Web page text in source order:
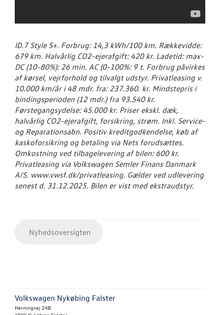
ID.7 Style S+. Forbrug: 14,3 kWh/100 km. Rækkevidde:
679 km. Halvårlig CO2-ejerafgift: 420 kr. Ladetid: max-
DC (10-80%): 26 min. AC (0-100%: 9 t. Forbrug påvirkes
af kørsel, vejrforhold og tilvalgt udstyr. Privatleasing v.
10.000 km/år i 48 mdr. fra: 237.360. kr. Mindstepris i
bindingsperioden (12 mdr.) fra 93.540 kr.
Førstegangsydelse: 45.000 kr. Priser ekskl. dæk,
halvårlig CO2-ejerafgift, forsikring, strøm. Inkl. Service-
og Reparationsabn. Positiv kreditgodkendelse, køb af
kaskoforsikring og betaling via Nets forudsættes.
Omkostning ved tilbagelevering af bilen: 600 kr.
Privatleasing via Volkswagen Semler Finans Danmark
A/S. www.vwsf.dk/privatleasing. Gælder ved udlevering
senest d. 31.12.2025. Bilen er vist med ekstraudstyr.
Nyhedsoversigten
Volkswagen Nykøbing Falster
Herningvej 24B